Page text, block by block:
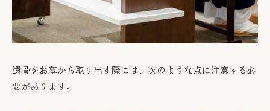
遺骨をお墓から取り出す際には、次のような点に注意する必
要があります。